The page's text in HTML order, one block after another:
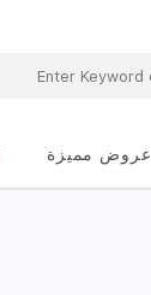
عروض مميزة